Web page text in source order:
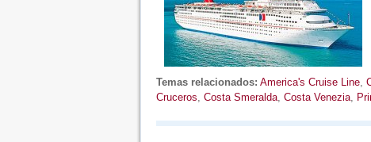
Temas relacionados: America's Cruise Line,
Cruceros, Costa Smeralda, Costa Venezia,